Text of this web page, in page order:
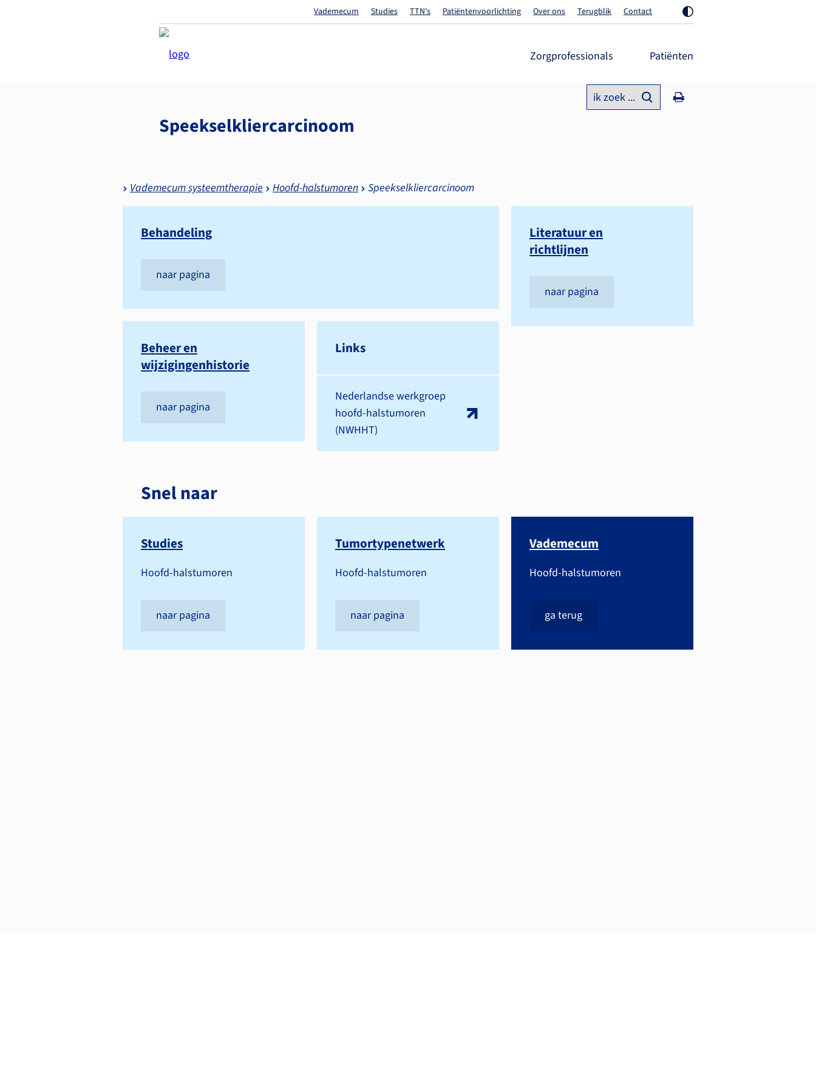
Vademecum Studies TTN's Patiëntenvoorlichting Over ons Terugblik Contact
Zorgprofessionals Patiënten
ik zoek ...
Speekselkliercarcinoom
Vademecum systeemtherapie Hoofd-halstumoren Speekselkliercarcinoom
Behandeling
naar pagina
Literatuur en
richtlijnen
naar pagina
Beheer en
wijzigingenhistorie
naar pagina
Links
Nederlandse werkgroep
hoofd-halstumoren
(NWHHT)
Snel naar
Studies
Hoofd-halstumoren
naar pagina
Tumortypenetwerk
Hoofd-halstumoren
naar pagina
Vademecum
Hoofd-halstumoren
ga terug